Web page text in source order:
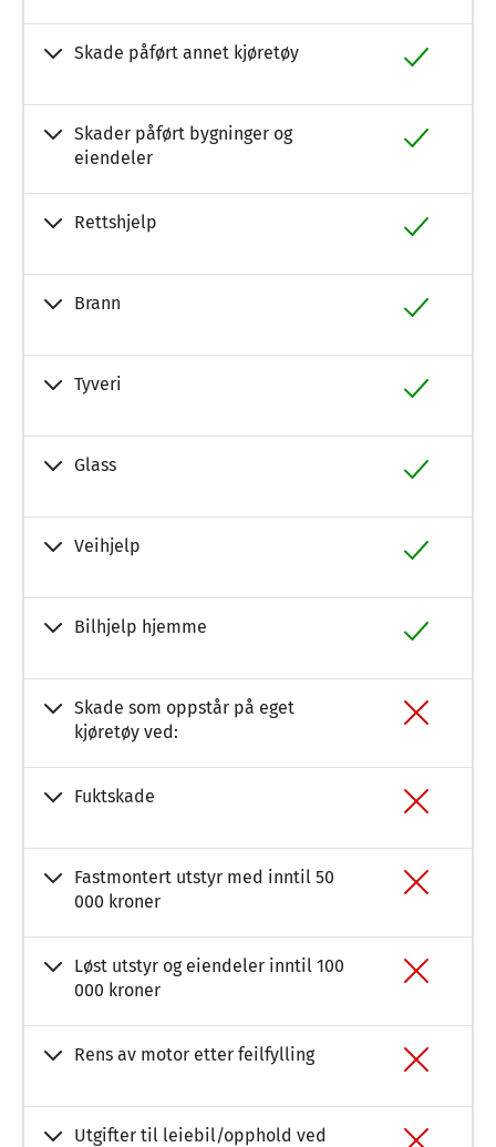
Skade påført annet kjøretøy
Skader påført bygninger og
eiendeler
Rettshjelp
Brann
Tyveri
Glass
Veihjelp
Bilhjelp hjemme
Skade som oppstår på eget
kjøretøy ved:
Fuktskade
Fastmontert utstyr med inntil 50
000 kroner
Løst utstyr og eiendeler inntil 100
000 kroner
Rens av motor etter feilfylling
Utgifter til leiebil/opphold ved